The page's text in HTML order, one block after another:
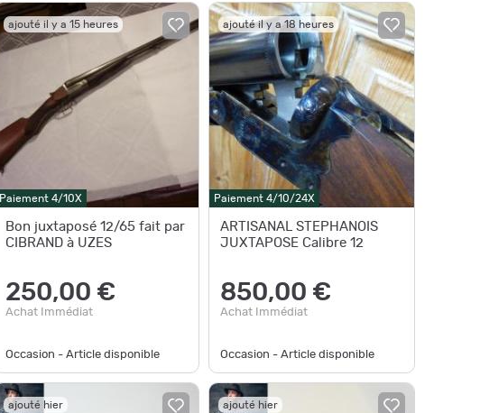
ajouté il y a 15 heures
Paiement 4/10X
Bon juxtaposé 12/65 fait par
CIBRAND à UZES
250,00 €
Achat Immédiat
Occasion - Article disponible
ajouté il y a 18 heures
Paiement 4/10/24X
ARTISANAL STEPHANOIS
JUXTAPOSE Calibre 12
850,00 €
Achat Immédiat
Occasion - Article disponible
ajouté hier ajouté hier